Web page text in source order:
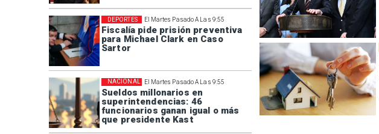
El Martes Pasado A Las 9:55
Fiscalía pide prisión preventiva
para Michael Clark en Caso
Sartor
DEPORTES
El Martes Pasado A Las 9:55
Sueldos millonarios en
superintendencias: 46
funcionarios ganan igual o más
que presidente Kast
NACIONAL